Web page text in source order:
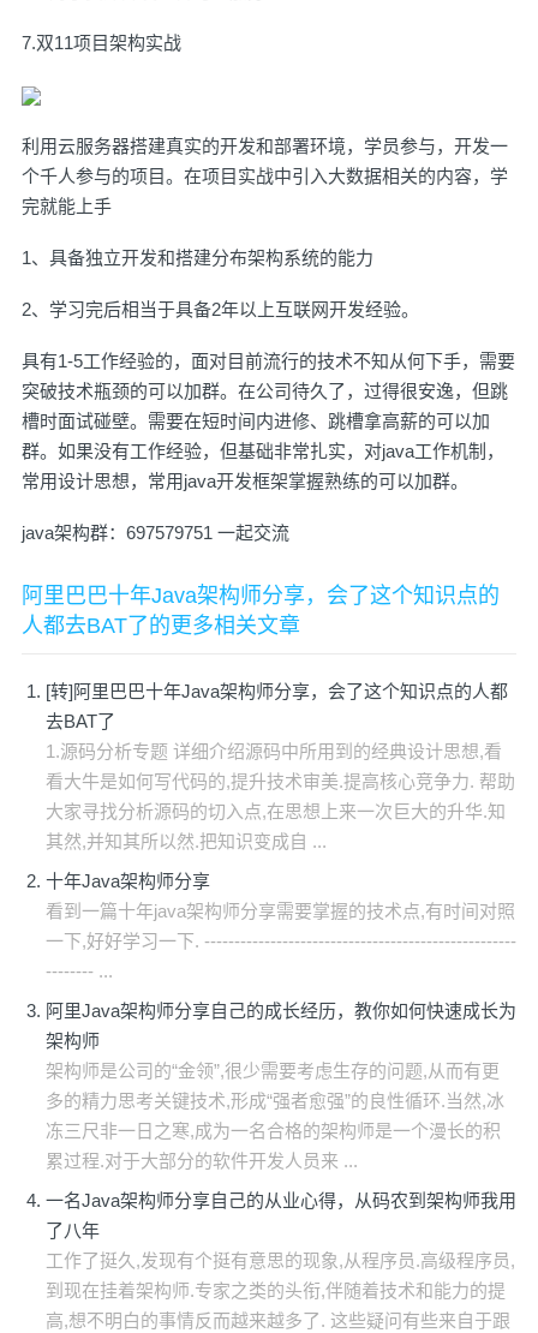
7.双11项目架构实战
利用云服务器搭建真实的开发和部署环境，学员参与，开发一
个千人参与的项目。在项目实战中引入大数据相关的内容，学
完就能上手
1、具备独立开发和搭建分布架构系统的能力
2、学习完后相当于具备2年以上互联网开发经验。
具有1-5工作经验的，面对目前流行的技术不知从何下手，需要
突破技术瓶颈的可以加群。在公司待久了，过得很安逸，但跳
槽时面试碰壁。需要在短时间内进修、跳槽拿高薪的可以加
群。如果没有工作经验，但基础非常扎实，对java工作机制，
常用设计思想，常用java开发框架掌握熟练的可以加群。
java架构群：697579751 一起交流
阿里巴巴十年Java架构师分享，会了这个知识点的
人都去BAT了的更多相关文章
[转]阿里巴巴十年Java架构师分享，会了这个知识点的人都
去BAT了
1.源码分析专题 详细介绍源码中所用到的经典设计思想,看
看大牛是如何写代码的,提升技术审美.提高核心竞争力. 帮助
大家寻找分析源码的切入点,在思想上来一次巨大的升华.知
其然,并知其所以然.把知识变成自 ...
十年Java架构师分享
看到一篇十年java架构师分享需要掌握的技术点,有时间对照
一下,好好学习一下. ----------------------------------------------------
-------- ...
阿里Java架构师分享自己的成长经历，教你如何快速成长为
架构师
架构师是公司的“金领”,很少需要考虑生存的问题,从而有更
多的精力思考关键技术,形成“强者愈强”的良性循环.当然,冰
冻三尺非一日之寒,成为一名合格的架构师是一个漫长的积
累过程.对于大部分的软件开发人员来 ...
一名Java架构师分享自己的从业心得，从码农到架构师我用
了八年
工作了挺久,发现有个挺有意思的现象,从程序员.高级程序员,
到现在挂着架构师.专家之类的头衔,伴随着技术和能力的提
高,想不明白的事情反而越来越多了. 这些疑问有些来自于跟